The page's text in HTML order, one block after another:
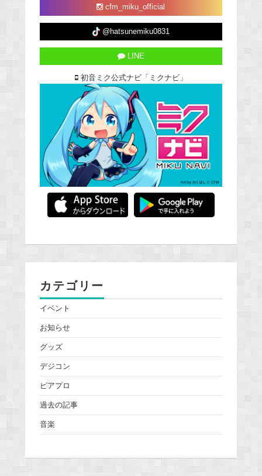
cfm_miku_official
@hatsunemiku0831
LINE
初音ミク公式ナビ「ミクナビ」
カテゴリー
イベント
お知らせ
グッズ
デジコン
ピアプロ
過去の記事
音楽